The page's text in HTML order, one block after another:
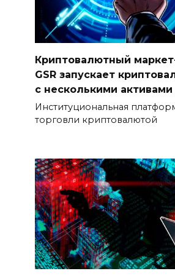
Криптовалютный
GSR запускает
с несколькими активами
Институциональная
торговли криптовалютой